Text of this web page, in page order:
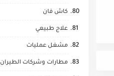
كاش فان
علاج طبيعي
مشغل عمليات
مطارات وشركات الطيران